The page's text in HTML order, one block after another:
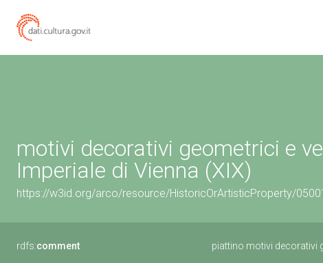
motivi decorativi geometrici e
Imperiale di Vienna (XIX)
https://w3id.org/arco/resource/HistoricOrArtisticProperty/
rdfs:comment piattino motivi decorativi